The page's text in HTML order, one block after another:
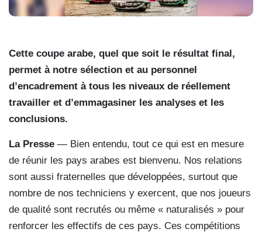
Cette coupe arabe, quel que soit le résultat final,
permet à notre sélection et au personnel
d’encadrement à tous les niveaux de réellement
travailler et d’emmagasiner les analyses et les
conclusions.
La Presse — Bien entendu, tout ce qui est en mesure
de réunir les pays arabes est bienvenu. Nos relations
sont aussi fraternelles que développées, surtout que
nombre de nos techniciens y exercent, que nos joueurs
de qualité sont recrutés ou même « naturalisés » pour
renforcer les effectifs de ces pays. Ces compétitions